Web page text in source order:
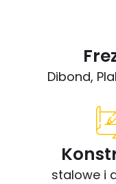
Dibond,
stalowe i